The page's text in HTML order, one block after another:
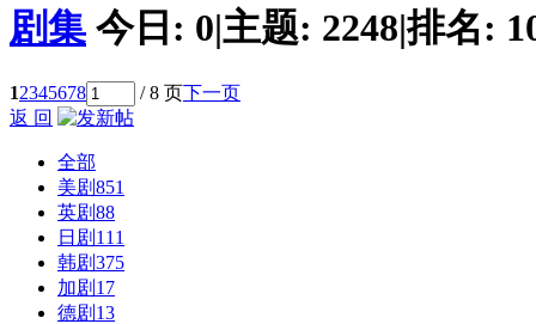
剧集 今日: 0|主题: 2248|排名:
12345678 / 8 页下一页
返 回
全部
美剧851
英剧88
日剧 111
韩剧375
加剧 17
德剧 13